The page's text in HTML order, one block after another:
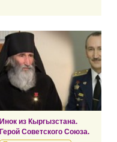
Инок из Кыргызстана.
Герой Советского Союза.